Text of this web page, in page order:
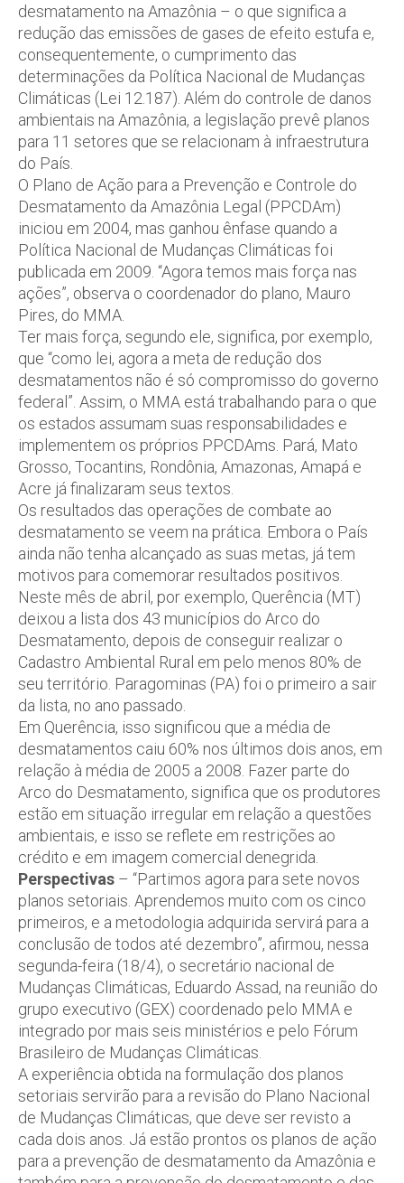
desmatamento na Amazônia – o que significa a
redução das emissões de gases de efeito estufa e,
consequentemente, o cumprimento das
determinações da Política Nacional de Mudanças
Climáticas (Lei 12.187). Além do controle de danos
ambientais na Amazônia, a legislação prevê planos
para 11 setores que se relacionam à infraestrutura
do País.
O Plano de Ação para a Prevenção e Controle do
Desmatamento da Amazônia Legal (PPCDAm)
iniciou em 2004, mas ganhou ênfase quando a
Política Nacional de Mudanças Climáticas foi
publicada em 2009. “Agora temos mais força nas
ações”, observa o coordenador do plano, Mauro
Pires, do MMA.
Ter mais força, segundo ele, significa, por exemplo,
que “como lei, agora a meta de redução dos
desmatamentos não é só compromisso do governo
federal”. Assim, o MMA está trabalhando para o que
os estados assumam suas responsabilidades e
implementem os próprios PPCDAms. Pará, Mato
Grosso, Tocantins, Rondônia, Amazonas, Amapá e
Acre já finalizaram seus textos.
Os resultados das operações de combate ao
desmatamento se veem na prática. Embora o País
ainda não tenha alcançado as suas metas, já tem
motivos para comemorar resultados positivos.
Neste mês de abril, por exemplo, Querência (MT)
deixou a lista dos 43 municípios do Arco do
Desmatamento, depois de conseguir realizar o
Cadastro Ambiental Rural em pelo menos 80% de
seu território. Paragominas (PA) foi o primeiro a sair
da lista, no ano passado.
Em Querência, isso significou que a média de
desmatamentos caiu 60% nos últimos dois anos, em
relação à média de 2005 a 2008. Fazer parte do
Arco do Desmatamento, significa que os produtores
estão em situação irregular em relação a questões
ambientais, e isso se reflete em restrições ao
crédito e em imagem comercial denegrida.
Perspectivas – “Partimos agora para sete novos
planos setoriais. Aprendemos muito com os cinco
primeiros, e a metodologia adquirida servirá para a
conclusão de todos até dezembro”, afirmou, nessa
segunda-feira (18/4), o secretário nacional de
Mudanças Climáticas, Eduardo Assad, na reunião do
grupo executivo (GEX) coordenado pelo MMA e
integrado por mais seis ministérios e pelo Fórum
Brasileiro de Mudanças Climáticas.
A experiência obtida na formulação dos planos
setoriais servirão para a revisão do Plano Nacional
de Mudanças Climáticas, que deve ser revisto a
cada dois anos. Já estão prontos os planos de ação
para a prevenção de desmatamento da Amazônia e